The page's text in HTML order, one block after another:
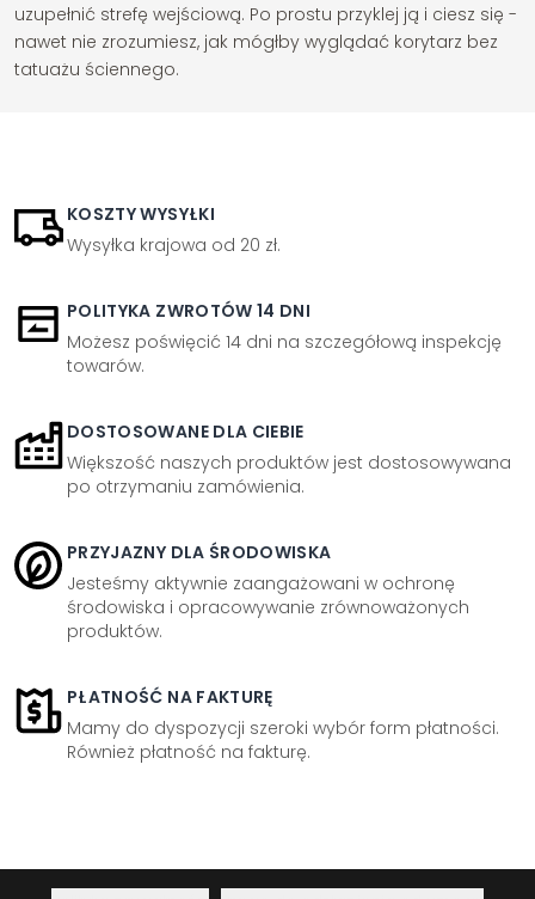
uzupełnić strefę wejściową. Po prostu przyklej ją i ciesz się -
nawet nie zrozumiesz, jak mógłby wyglądać korytarz bez
tatuażu ściennego.
KOSZTY WYSYŁKI
Wysyłka krajowa od 20 zł.
POLITYKA ZWROTÓW 14 DNI
Możesz poświęcić 14 dni na szczegółową inspekcję
towarów.
DOSTOSOWANE DLA CIEBIE
Większość naszych produktów jest dostosowywana
po otrzymaniu zamówienia.
PRZYJAZNY DLA ŚRODOWISKA
Jesteśmy aktywnie zaangażowani w ochronę
środowiska i opracowywanie zrównoważonych
produktów.
PŁATNOŚĆ NA FAKTURĘ
Mamy do dyspozycji szeroki wybór form płatności.
Również płatność na fakturę.